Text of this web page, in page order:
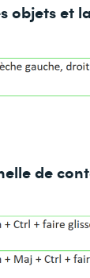
objets et
de